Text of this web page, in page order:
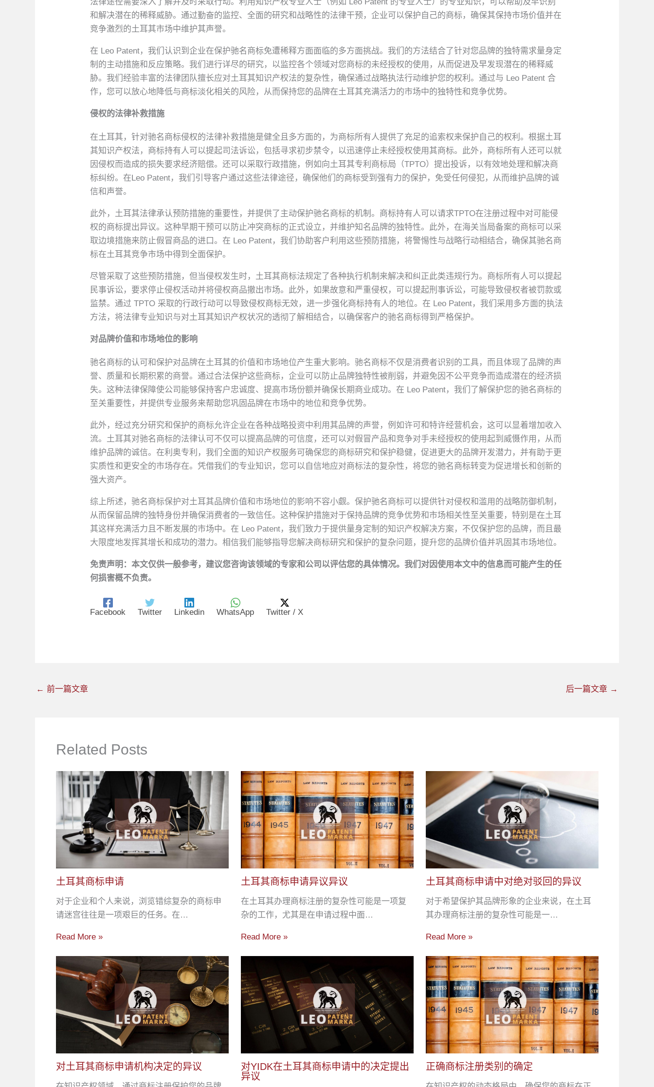
和解决潜在的稀释威胁。通过勤奋的监控、全面的研究和战略性的法律干预，企业可以保护自己的商标，确保其保持市场价值并在
竞争激烈的土耳其市场中维护其声誉。
在 Leo Patent，我们认识到企业在保护驰名商标免遭稀释方面面临的多方面挑战。我们的方法结合了针对您品牌的独特需求量身定
制的主动措施和反应策略。我们进行详尽的研究，以监控各个领域对您商标的未经授权的使用，从而促进及早发现潜在的稀释威
胁。我们经验丰富的法律团队擅长应对土耳其知识产权法的复杂性，确保通过战略执法行动维护您的权利。通过与 Leo Patent 合
作，您可以放心地降低与商标淡化相关的风险，从而保持您的品牌在土耳其充满活力的市场中的独特性和竞争优势。
侵权的法律补救措施
在土耳其，针对驰名商标侵权的法律补救措施是健全且多方面的，为商标所有人提供了充足的追索权来保护自己的权利。根据土耳
其知识产权法，商标持有人可以提起司法诉讼，包括寻求初步禁令，以迅速停止未经授权使用其商标。此外，商标所有人还可以就
因侵权而造成的损失要求经济赔偿。还可以采取行政措施，例如向土耳其专利商标局（TPTO）提出投诉，以有效地处理和解决商
标纠纷。在Leo Patent，我们引导客户通过这些法律途径，确保他们的商标受到强有力的保护，免受任何侵犯，从而维护品牌的诚
信和声誉。
此外，土耳其法律承认预防措施的重要性，并提供了主动保护驰名商标的机制。商标持有人可以请求TPTO在注册过程中对可能侵
权的商标提出异议。这种早期干预可以防止冲突商标的正式设立，并维护知名品牌的独特性。此外，在海关当局备案的商标可以采
取边境措施来防止假冒商品的进口。在 Leo Patent，我们协助客户利用这些预防措施，将警惕性与战略行动相结合，确保其驰名商
标在土耳其竞争市场中得到全面保护。
尽管采取了这些预防措施，但当侵权发生时，土耳其商标法规定了各种执行机制来解决和纠正此类违规行为。商标所有人可以提起
民事诉讼，要求停止侵权活动并将侵权商品撤出市场。此外，如果故意和严重侵权，可以提起刑事诉讼，可能导致侵权者被罚款或
监禁。通过 TPTO 采取的行政行动可以导致侵权商标无效，进一步强化商标持有人的地位。在 Leo Patent，我们采用多方面的执法
方法，将法律专业知识与对土耳其知识产权状况的透彻了解相结合，以确保客户的驰名商标得到严格保护。
对品牌价值和市场地位的影响
驰名商标的认可和保护对品牌在土耳其的价值和市场地位产生重大影响。驰名商标不仅是消费者识别的工具，而且体现了品牌的声
誉、质量和长期积累的商誉。通过合法保护这些商标，企业可以防止品牌独特性被削弱，并避免因不公平竞争而造成潜在的经济损
失。这种法律保障使公司能够保持客户忠诚度、提高市场份额并确保长期商业成功。在 Leo Patent，我们了解保护您的驰名商标的
至关重要性，并提供专业服务来帮助您巩固品牌在市场中的地位和竞争优势。
此外，经过充分研究和保护的商标允许企业在各种战略投资中利用其品牌的声誉，例如许可和特许经营机会，这可以显着增加收入
流。土耳其对驰名商标的法律认可不仅可以提高品牌的可信度，还可以对假冒产品和竞争对手未经授权的使用起到威慑作用，从而
维护品牌的诚信。在利奥专利，我们全面的知识产权服务可确保您的商标研究和保护稳健，促进更大的品牌开发潜力，并有助于更
实质性和更安全的市场存在。凭借我们的专业知识，您可以自信地应对商标法的复杂性，将您的驰名商标转变为促进增长和创新的
强大资产。
综上所述，驰名商标保护对土耳其品牌价值和市场地位的影响不容小觑。保护驰名商标可以提供针对侵权和滥用的战略防御机制，
从而保留品牌的独特身份并确保消费者的一致信任。这种保护措施对于保持品牌的竞争优势和市场相关性至关重要，特别是在土耳
其这样充满活力且不断发展的市场中。在 Leo Patent，我们致力于提供量身定制的知识产权解决方案，不仅保护您的品牌，而且最
大限度地发挥其增长和成功的潜力。相信我们能够指导您解决商标研究和保护的复杂问题，提升您的品牌价值并巩固其市场地位。
免责声明：本文仅供一般参考，建议您咨询该领域的专家和公司以评估您的具体情况。我们对因使用本文中的信息而可能产生的任
何损害概不负责。
Facebook Twitter Linkedin WhatsApp Twitter / X
← 前一篇文章 后一篇文章 →
Related Posts
土耳其商标申请
对于企业和个人来说，浏览错综复杂的商标申
请迷宫往往是一项艰巨的任务。在…
Read More »
土耳其商标申请异议异议
在土耳其办理商标注册的复杂性可能是一项复
杂的工作，尤其是在申请过程中面…
Read More »
土耳其商标申请中对绝对驳回的异议
对于希望保护其品牌形象的企业来说，在土耳
其办理商标注册的复杂性可能是一…
Read More »
对土耳其商标申请机构决定的异议
对YIDK在土耳其商标申请中的决定提出
异议
正确商标注册类别的确定